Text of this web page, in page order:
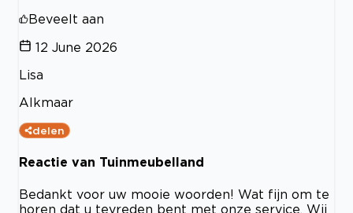
Beveelt aan
12 June 2026
Lisa
Alkmaar
delen
Reactie van Tuinmeubelland
Bedankt voor uw mooie woorden! Wat fijn om te
horen dat u tevreden bent met onze service. Wij